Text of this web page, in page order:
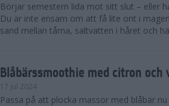
Börjar semestern lida mot sitt slut – eller
Du är inte ensam om att få lite ont i
sand mellan tårna, saltvatten i håret och
Blåbärssmoothie med citron och
17 jul 2024
Passa på att plocka massor med blåbär